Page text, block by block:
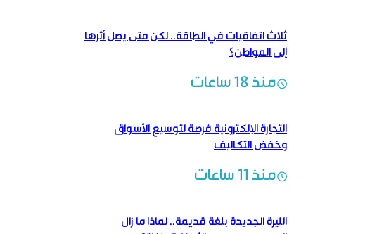
ثلاث اتفاقيات في الطاقة.. لكن متى يصل أثرها
إلى المواطن؟
منذ 18 ساعات
التجارة الإلكترونية فرصة لتوسيع الأسواق
وخفض التكاليف
منذ 11 ساعات
الليرة الجديدة بلغة قديمة..‏ لماذا ما زال